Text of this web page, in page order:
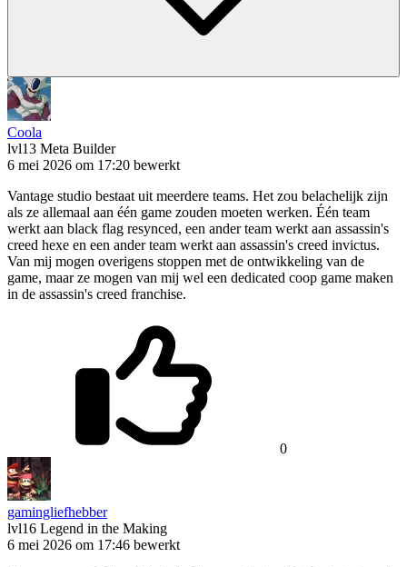
Coola
lvl13 Meta Builder
6 mei 2026 om 17:20 bewerkt
Vantage studio bestaat uit meerdere teams. Het zou belachelijk zijn
als ze allemaal aan één game zouden moeten werken. Één team
werkt aan black flag resynced, een ander team werkt aan assassin's
creed hexe en een ander team werkt aan assassin's creed invictus.
Van mij mogen overigens stoppen met de ontwikkeling van de
game, maar ze mogen van mij wel een dedicated coop game maken
in de assassin's creed franchise.
0
gamingliefhebber
lvl16 Legend in the Making
6 mei 2026 om 17:46 bewerkt